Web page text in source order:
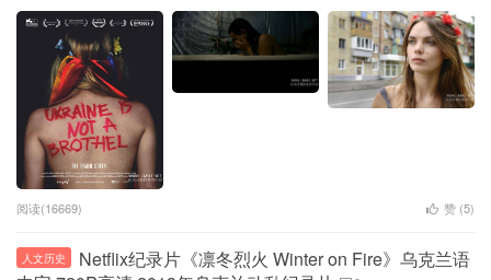
阅读(16669) 赞 (5)
人文历史
Netflix纪录片《凛冬烈火 Winter on Fire》乌克兰语